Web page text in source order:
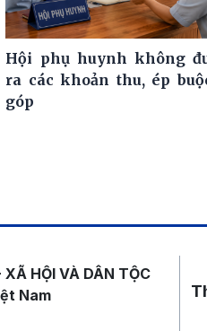
Hội phụ huynh không
ra các khoản thu, ép
góp
HỘI VÀ DÂN TỘC
Nam